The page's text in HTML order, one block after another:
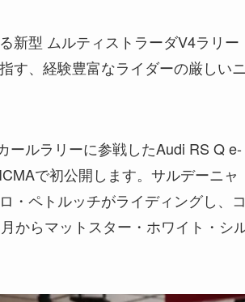
新型 ムルティストラーダV4ラリー
す、経験豊富なライダーの厳しい
ールラリーに参戦したAudi RS Q e-
で初公開します。サルデーニャ
・ペトルッチがライディングし、
からマットスター・ホワイト・シ